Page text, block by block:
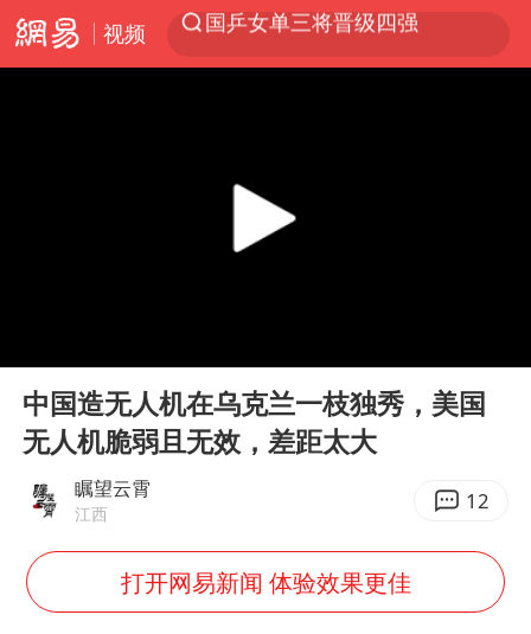
视频
光影经济撬动暑期消费新蓝海
酒店回应车内过夜被收150元
黄金牛市回来了吗
酒店花洒现排泄物住客索赔遭拒
Play
中国造无人机在乌克兰一枝独秀，美国
无人机脆弱且无效，差距太大
瞩望云霄
江西 12
打开网易新闻 体验效果更佳